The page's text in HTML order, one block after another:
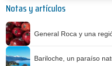
Notas y artículos
General Roca y una
Bariloche, un paraíso